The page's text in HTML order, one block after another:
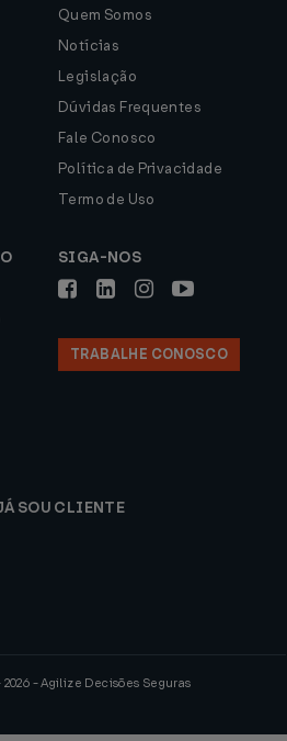
Quem Somos
Notícias
Legislação
Dúvidas Frequentes
Fale Conosco
Política de Privacidade
Termo de Uso
SIGA-NOS
TRABALHE CONOSCO
SOU CLIENTE
2026 - Agilize Decisões Seguras